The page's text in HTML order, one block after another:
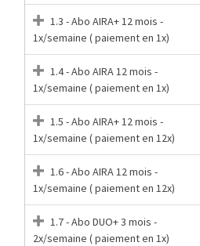
1.3 - Abo AIRA+ 12 mois -
1x/semaine ( paiement en 1x)
1.4 - Abo AIRA 12 mois -
1x/semaine ( paiement en 1x)
1.5 - Abo AIRA+ 12 mois -
1x/semaine ( paiement en 12x)
1.6 - Abo AIRA 12 mois -
1x/semaine ( paiement en 12x)
1.7 - Abo DUO+ 3 mois -
2x/semaine ( paiement en 1x)